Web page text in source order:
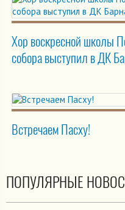
Хор воскресной школы
собора выступил в ДК
Встречаем Пасху!
ПОПУЛЯРНЫЕ